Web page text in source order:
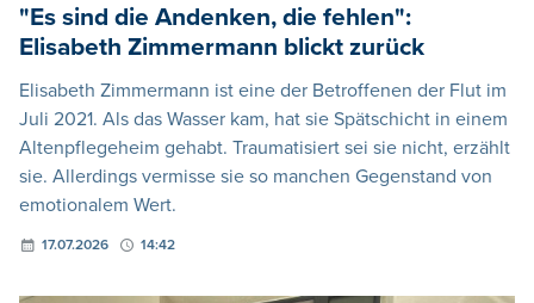
"Es sind die Andenken, die fehlen":
Elisabeth Zimmermann blickt zurück
Elisabeth Zimmermann ist eine der Betroffenen der Flut im
Juli 2021. Als das Wasser kam, hat sie Spätschicht in einem
Altenpflegeheim gehabt. Traumatisiert sei sie nicht, erzählt
sie. Allerdings vermisse sie so manchen Gegenstand von
emotionalem Wert.
17.07.2026 14:42